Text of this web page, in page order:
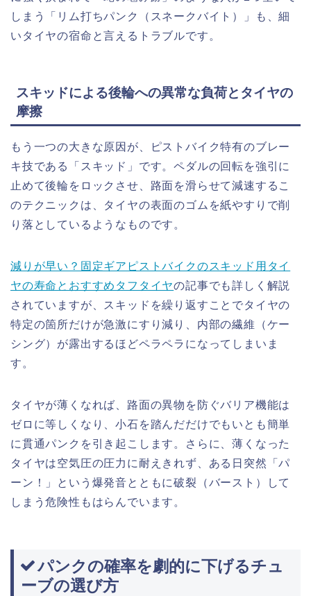
しまう「リム打ちパンク（スネークバイト）」も、細
いタイヤの宿命と言えるトラブルです。
スキッドによる後輪への異常な負荷とタイヤの
摩擦
もう一つの大きな原因が、ピストバイク特有のブレー
キ技である「スキッド」です。ペダルの回転を強引に
止めて後輪をロックさせ、路面を滑らせて減速するこ
のテクニックは、タイヤの表面のゴムを紙やすりで削
り落としているようなものです。
減りが早い？固定ギアピストバイクのスキッド用タイ
ヤの寿命とおすすめタフタイヤの記事でも詳しく解説
されていますが、スキッドを繰り返すことでタイヤの
特定の箇所だけが急激にすり減り、内部の繊維（ケー
シング）が露出するほどペラペラになってしまいま
す。
タイヤが薄くなれば、路面の異物を防ぐバリア機能は
ゼロに等しくなり、小石を踏んだだけでもいとも簡単
に貫通パンクを引き起こします。さらに、薄くなった
タイヤは空気圧の圧力に耐えきれず、ある日突然「パ
ーン！」という爆発音とともに破裂（バースト）して
しまう危険性もはらんでいます。
パンクの確率を劇的に下げるチュ
ーブの選び方